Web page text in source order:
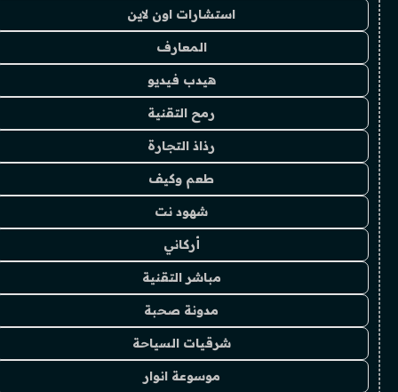
استشارات اون لاين
المعارف
هيدب فيديو
رمح التقنية
رذاذ التجارة
طعم وكيف
شهود نت
أركاني
مباشر التقنية
مدونة صحبة
شرقيات السياحة
موسوعة انوار